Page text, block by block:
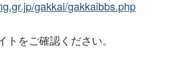
gakkai/gakkaibbs.php
トをご確認ください。